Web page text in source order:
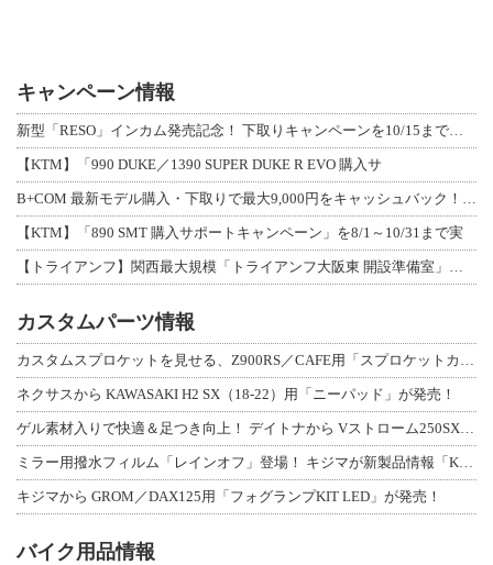
キャンペーン情報
【KTM】「990 DUKE／1390 SUPER DUKE R EVO 購入サ
【KTM】「890 SMT 購入サポートキャンペーン」を8/1～10/31まで実
カスタムパーツ情報
ネクサスから KAWASAKI H2 SX（18-22）用「ニーパッド」が発売！
キジマから GROM／DAX125用「フォグランプKIT LED」が発売！
バイク用品情報